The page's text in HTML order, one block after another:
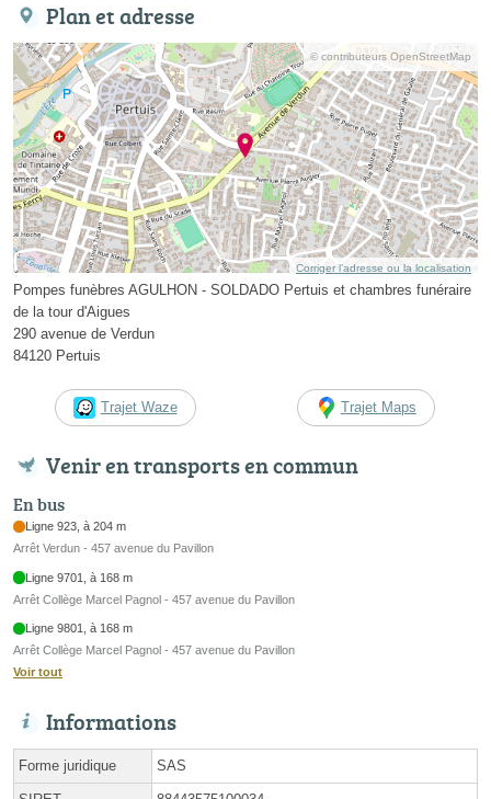
Plan et adresse
© contributeurs OpenStreetMap
Corriger l’adresse ou la localisation
Pompes funèbres AGULHON - SOLDADO Pertuis et chambres funéraire
de la tour d'Aigues
290 avenue de Verdun
84120 Pertuis
Trajet Waze Trajet Maps
Venir en transports en commun
En bus
Ligne 923, à 204 m
Arrêt Verdun - 457 avenue du Pavillon
Ligne 9701, à 168 m
Arrêt Collège Marcel Pagnol - 457 avenue du Pavillon
Ligne 9801, à 168 m
Arrêt Collège Marcel Pagnol - 457 avenue du Pavillon
Voir tout
Informations
Forme juridique SAS